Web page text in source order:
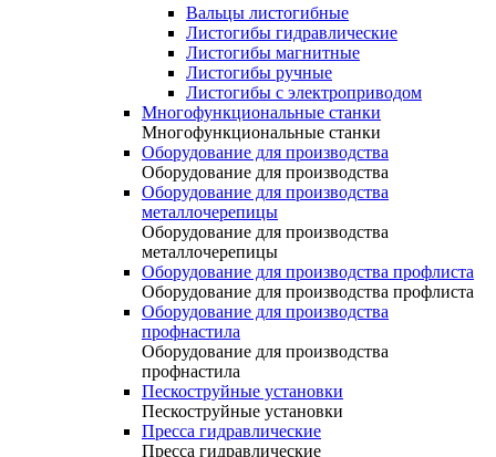
Вальцы листогибные
Листогибы гидравлические
Листогибы магнитные
Листогибы ручные
Листогибы с электроприводом
Многофункциональные станки
Многофункциональные станки
Оборудование для производства
Оборудование для производства
Оборудование для производства
металлочерепицы
Оборудование для производства
металлочерепицы
Оборудование для производства профлиста
Оборудование для производства профлиста
Оборудование для производства
профнастила
Оборудование для производства
профнастила
Пескоструйные установки
Пескоструйные установки
Пресса гидравлические
Пресса гидравлические